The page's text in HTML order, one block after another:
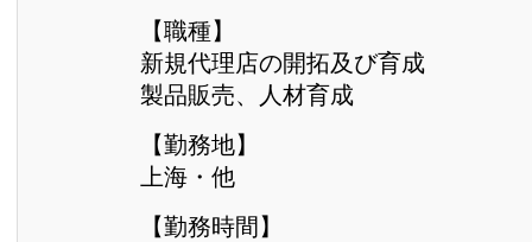
【職種】
新規代理店の開拓及び育成
製品販売、人材育成
【勤務地】
上海・他
【勤務時間】